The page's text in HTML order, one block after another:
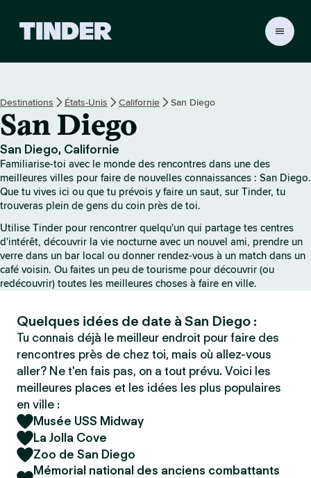
i
l
T
i
n
d
e
r
Destinations États-Unis Californie San Diego
San Diego
San Diego, Californie
Familiarise-toi avec le monde des rencontres dans une des
meilleures villes pour faire de nouvelles connaissances : San Diego.
Que tu vives ici ou que tu prévois y faire un saut, sur Tinder, tu
trouveras plein de gens du coin près de toi.
Utilise Tinder pour rencontrer quelqu'un qui partage tes centres
d'intérêt, découvrir la vie nocturne avec un nouvel ami, prendre un
verre dans un bar local ou donner rendez-vous à un match dans un
café voisin. Ou faites un peu de tourisme pour découvrir (ou
redécouvrir) toutes les meilleures choses à faire en ville.
Quelques idées de date à San Diego :
Tu connais déjà le meilleur endroit pour faire des
rencontres près de chez toi, mais où allez-vous
aller? Ne t'en fais pas, on a tout prévu. Voici les
meilleures places et les idées les plus populaires
en ville :
Musée USS Midway
La Jolla Cove
Zoo de San Diego
Mémorial national des anciens combattants